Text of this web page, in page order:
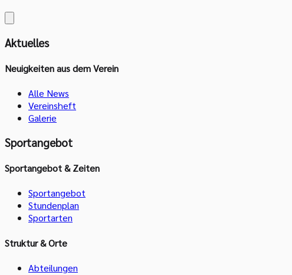
Aktuelles
Neuigkeiten aus dem Verein
Alle News
Vereinsheft
Galerie
Sportangebot
Sportangebot & Zeiten
Sportangebot
Stundenplan
Sportarten
Struktur & Orte
Abteilungen